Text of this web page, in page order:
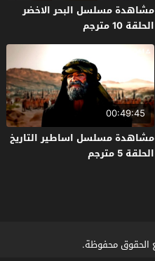
مشاهدة مسلسل البحر الاخضر
الحلقة 10 مترجم
00:49:45
مشاهدة مسلسل اساطير التاريخ
الحلقة 5 مترجم